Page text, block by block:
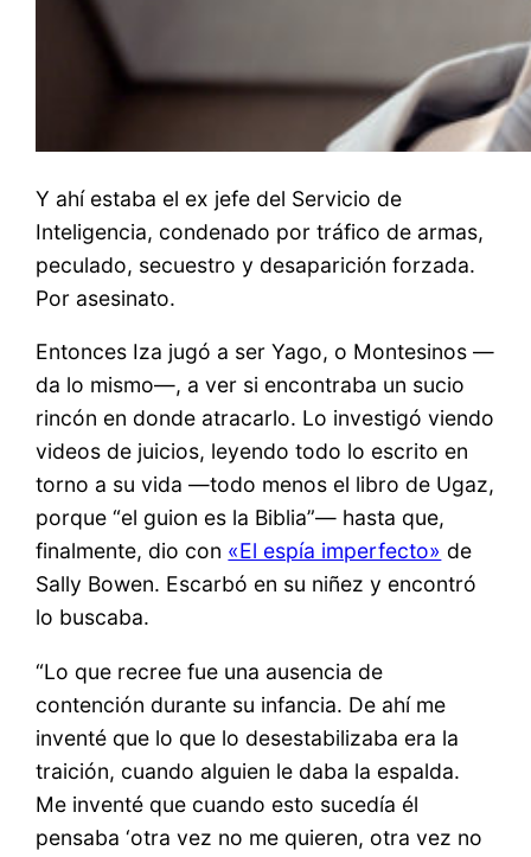
Y ahí estaba el ex jefe del Servicio de
Inteligencia, condenado por tráfico de armas,
peculado, secuestro y desaparición forzada.
Por asesinato.
Entonces Iza jugó a ser Yago, o Montesinos —
da lo mismo—, a ver si encontraba un sucio
rincón en donde atracarlo. Lo investigó viendo
videos de juicios, leyendo todo lo escrito en
torno a su vida —todo menos el libro de Ugaz,
porque “el guion es la Biblia”— hasta que,
finalmente, dio con «El espía imperfecto» de
Sally Bowen. Escarbó en su niñez y encontró
lo buscaba.
“Lo que recree fue una ausencia de
contención durante su infancia. De ahí me
inventé que lo que lo desestabilizaba era la
traición, cuando alguien le daba la espalda.
Me inventé que cuando esto sucedía él
pensaba ‘otra vez no me quieren, otra vez no